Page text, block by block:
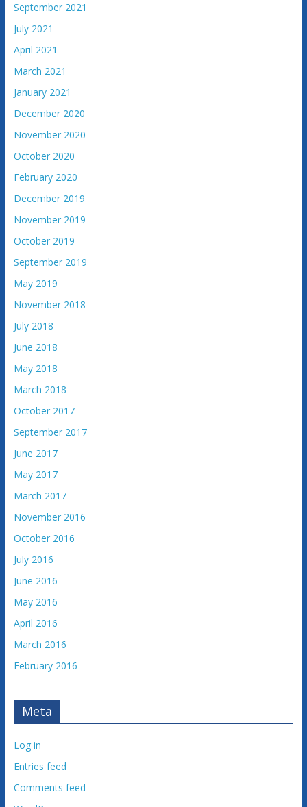
September 2021
July 2021
April 2021
March 2021
January 2021
December 2020
November 2020
October 2020
February 2020
December 2019
November 2019
October 2019
September 2019
May 2019
November 2018
July 2018
June 2018
May 2018
March 2018
October 2017
September 2017
June 2017
May 2017
March 2017
November 2016
October 2016
July 2016
June 2016
May 2016
April 2016
March 2016
February 2016
Meta
Log in
Entries feed
Comments feed